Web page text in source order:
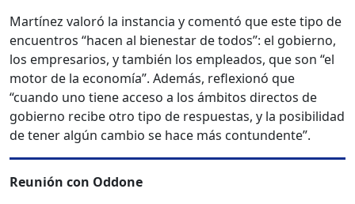
Martínez valoró la instancia y comentó que este tipo de
encuentros “hacen al bienestar de todos”: el gobierno,
los empresarios, y también los empleados, que son “el
motor de la economía”. Además, reflexionó que
“cuando uno tiene acceso a los ámbitos directos de
gobierno recibe otro tipo de respuestas, y la posibilidad
de tener algún cambio se hace más contundente”.
Reunión con Oddone